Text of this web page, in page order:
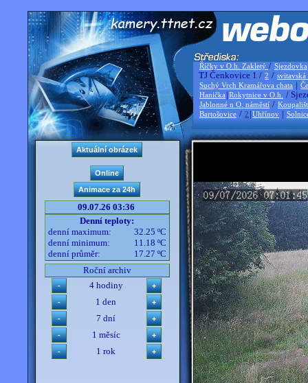
Říčky v O.h. Zakletý / Sjezdovka
TJ Čenkovice 1 / 2 / svitavská
Suchý Vrch Kramářova chata |
Hanička |Rokytnice v O.h. /
Jablonné n O. náměstí /
Bartošovice / 2 |Uhřínov |
09.07.26 03:36
Denní teploty:
denní maximum:
32.25 ºC
denní minimum:
11.18 ºC
denní průměr:
17.27 ºC
Roční archiv
4 hodiny
1 den
7 dní
1 měsíc
1 rok